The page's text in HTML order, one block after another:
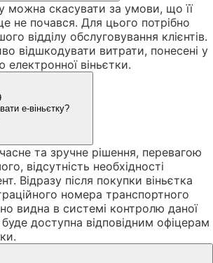
можна скасувати за умови, що її
не почався. Для цього потрібно
відділу обслуговування клієнтів.
відшкодувати витрати, понесені у
електронної віньєтки.
е-віньєтку?
та зручне рішення, перевагою
відсутність необхідності
Відразу після покупки віньєтка
номера транспортного
видна в системі контролю даної
доступна відповідним офіцерам